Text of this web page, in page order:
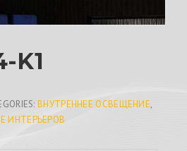
K1
ВНУТРЕННЕЕ ОСВЕЩЕНИЕ,
ИНТЕРЬЕРОВ